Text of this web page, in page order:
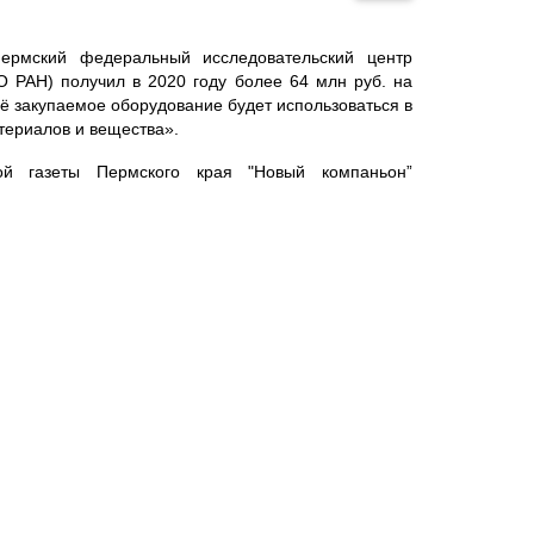
федеральный исследовательский центр
РАН) получил в 2020 году более 64 млн руб. на
закупаемое оборудование будет использоваться в
и вещества».
газеты Пермского края "Новый компаньон”